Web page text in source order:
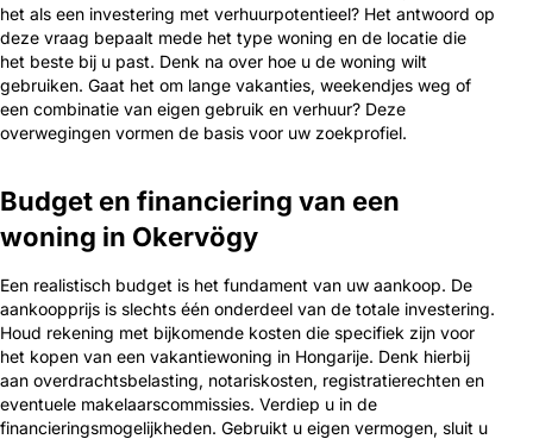
het als een investering met verhuurpotentieel? Het antwoord op
deze vraag bepaalt mede het type woning en de locatie die
het beste bij u past. Denk na over hoe u de woning wilt
gebruiken. Gaat het om lange vakanties, weekendjes weg of
een combinatie van eigen gebruik en verhuur? Deze
overwegingen vormen de basis voor uw zoekprofiel.
Budget en financiering van een
woning in Okervögy
Een realistisch budget is het fundament van uw aankoop. De
aankoopprijs is slechts één onderdeel van de totale investering.
Houd rekening met bijkomende kosten die specifiek zijn voor
het kopen van een vakantiewoning in Hongarije. Denk hierbij
aan overdrachtsbelasting, notariskosten, registratierechten en
eventuele makelaarscommissies. Verdiep u in de
financieringsmogelijkheden. Gebruikt u eigen vermogen, sluit u